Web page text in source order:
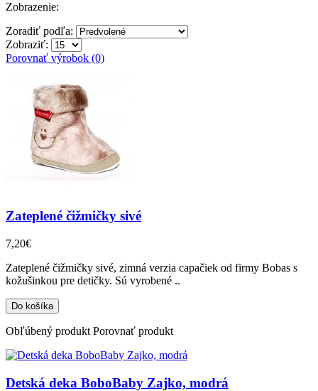
Zobrazenie:
Zoradiť podľa:
Zobraziť:
Porovnať výrobok (0)
Zateplené čižmičky sivé
7,20€
Zateplené čižmičky sivé, zimná verzia capačiek od firmy Bobas s
kožušinkou pre detičky. Sú vyrobené ..
Obľúbený produkt Porovnať produkt
Detská deka BoboBaby Zajko, modrá